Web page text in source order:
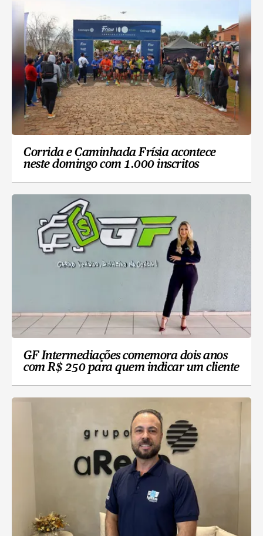
Corrida e Caminhada Frísia acontece
neste domingo com 1.000 inscritos
GF Intermediações comemora dois anos
com R$ 250 para quem indicar um cliente